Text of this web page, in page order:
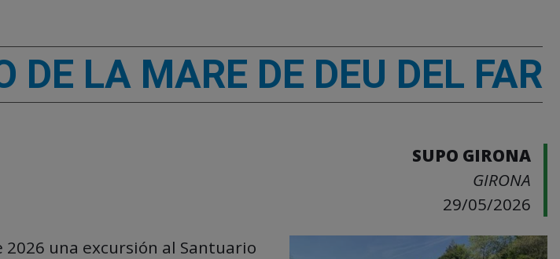
LA MARE DE DEU DEL FAR
SUPO GIRONA
GIRONA
29/05/2026
2026 una excursión al Santuario